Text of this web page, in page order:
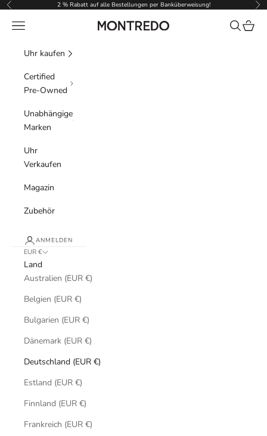
Zum Inhalt springen
Zurück 2 % Rabatt auf alle Bestellungen per Banküberweisung! Vor
Montredo
Menü Suchen
Uhr kaufen
Certified
Pre-Owned
Unabhängige
Marken
Uhr
Verkaufen
Magazin
Zubehör
ANMELDEN
EUR €
Land
Australien (EUR €)
Belgien (EUR €)
Bulgarien (EUR €)
Dänemark (EUR €)
Deutschland (EUR €)
Estland (EUR €)
Finnland (EUR €)
Frankreich (EUR €)